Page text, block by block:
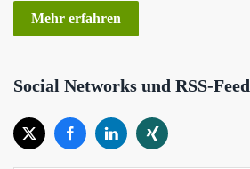
Mehr erfahren
Social Networks und RSS-Feed